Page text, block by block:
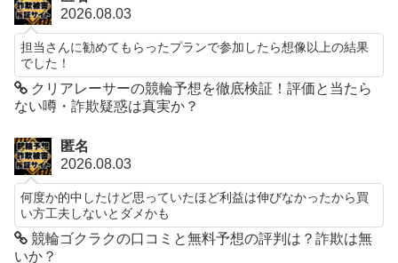
2026.08.03
担当さんに勧めてもらったプランで参加したら想像以上の結果
でした！
クリアレーサーの競輪予想を徹底検証！評価と当たら
ない噂・詐欺疑惑は真実か？
匿名
2026.08.03
何度か的中したけど思っていたほど利益は伸びなかったから買
い方工夫しないとダメかも
競輪ゴクラクの口コミと無料予想の評判は？詐欺は無
いか？